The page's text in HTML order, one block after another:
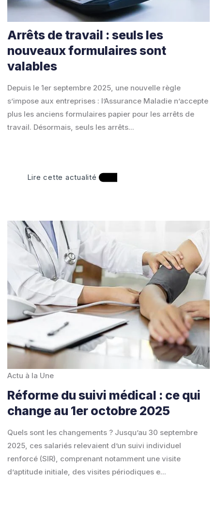
Arrêts de travail : seuls les
nouveaux formulaires sont
valables
Depuis le 1er septembre 2025, une nouvelle règle
s’impose aux entreprises : l’Assurance Maladie n’accepte
plus les anciens formulaires papier pour les arrêts de
travail. Désormais, seuls les arrêts...
Lire cette actualité
Actu à la Une
Réforme du suivi médical : ce qui
change au 1er octobre 2025
Quels sont les changements ? Jusqu’au 30 septembre
2025, ces salariés relevaient d’un suivi individuel
renforcé (SIR), comprenant notamment une visite
d’aptitude initiale, des visites périodiques e...